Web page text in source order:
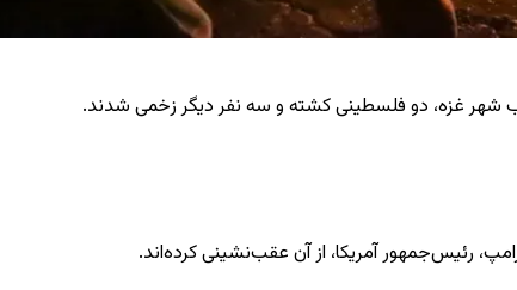
رئیس‌جمهور آمریکا، از آن عقب‌نشینی کرده‌اند.